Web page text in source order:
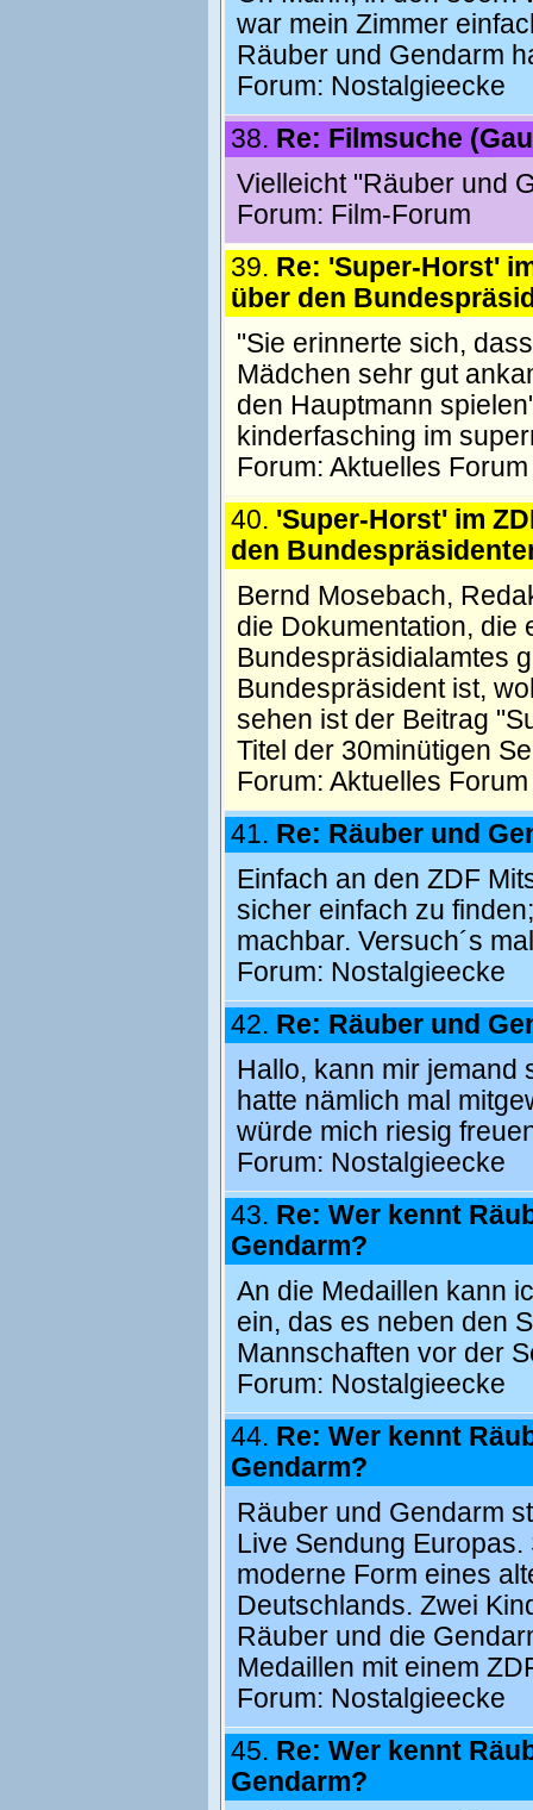
war mein Zimmer
Räuber und Gendarm
Forum: Nostalgieecke
38. Re: Filmsuche
Vielleicht "Räuber und
Forum: Film-Forum
39. Re: 'Super-Horst'
über den
"Sie erinnerte sich,
Mädchen sehr gut
den Hauptmann
kinderfasching im
Forum: Aktuelles Forum
40. 'Super-Horst' im
den
Bernd Mosebach,
die Dokumentation, die
Bundespräsidialamtes
Bundespräsident ist,
sehen ist der Beitrag
Titel der 30minütigen
Forum: Aktuelles Forum
41. Re: Räuber und
Einfach an den ZDF
sicher einfach zu
machbar. Versuch´s
Forum: Nostalgieecke
42. Re: Räuber und
Hallo, kann mir jemand
hatte nämlich mal
würde mich riesig
Forum: Nostalgieecke
43. Re: Wer kennt
Gendarm?
An die Medaillen kann
ein, das es neben den
Mannschaften vor der
Forum: Nostalgieecke
44. Re: Wer kennt
Gendarm?
Räuber und Gendarm
Live Sendung
moderne Form eines
Deutschlands. Zwei
Räuber und die
Medaillen mit einem
Forum: Nostalgieecke
45. Re: Wer kennt
Gendarm?